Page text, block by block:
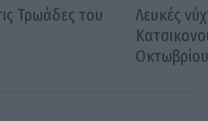
Τρωάδες του
Λευκές